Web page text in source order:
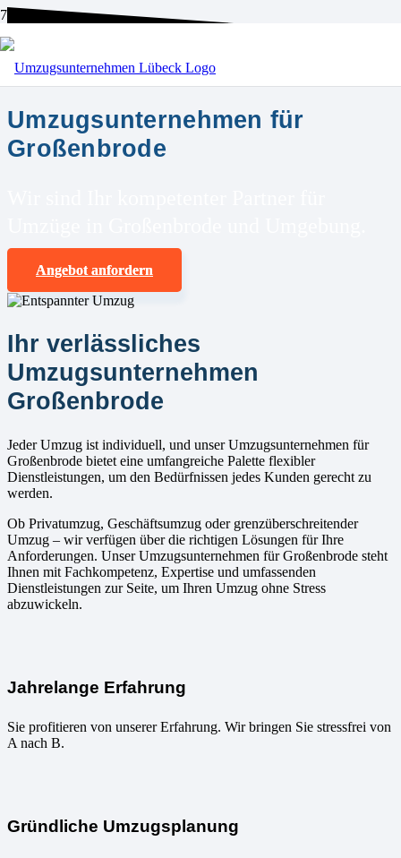
BEI UNS SIND SIE RICHTIG!
Umzugsunternehmen für
Großenbrode
Angebot anfordern
Ihr verlässliches
Umzugsunternehmen
Großenbrode
Jeder Umzug ist individuell, und unser Umzugsunternehmen für
Großenbrode bietet eine umfangreiche Palette flexibler
Dienstleistungen, um den Bedürfnissen jedes Kunden gerecht zu
werden.
Ob Privatumzug, Geschäftsumzug oder grenzüberschreitender
Umzug – wir verfügen über die richtigen Lösungen für Ihre
Anforderungen. Unser Umzugsunternehmen für Großenbrode steht
Ihnen mit Fachkompetenz, Expertise und umfassenden
Dienstleistungen zur Seite, um Ihren Umzug ohne Stress
abzuwickeln.
Jahrelange Erfahrung
Sie profitieren von unserer Erfahrung. Wir bringen Sie stressfrei von
A nach B.
Gründliche Umzugsplanung